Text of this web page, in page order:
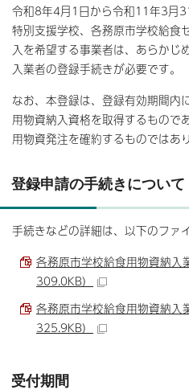
令和8年4月1日から令和11年3月
特別支援学校、各務原市学校給食
入を希望する事業者は、あらかじ
入業者の登録手続きが必要です。
なお、本登録は、登録有効期間内
用物資納入資格を取得するもので
用物資発注を確約するものではあ
登録申請の手続きについて
手続きなどの詳細は、以下のファ
各務原市学校給食用物資納入
309.0KB）
各務原市学校給食用物資納入
325.9KB）
受付期間